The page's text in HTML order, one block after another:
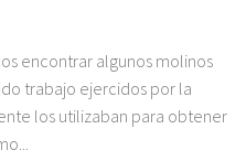
encontrar algunos molinos
trabajo ejercidos por la
los utilizaban para obtener